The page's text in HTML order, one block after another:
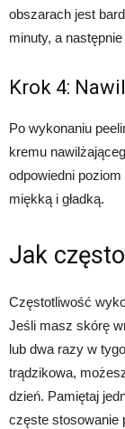
obszarach jest
minuty, a następnie
Krok 4:
Po wykonaniu
kremu
odpowiedni
miękką i gładką.
Jak
Częstotliwość
Jeśli masz skórę
lub dwa razy w
trądzikowa,
dzień. Pamiętaj
częste stosowanie